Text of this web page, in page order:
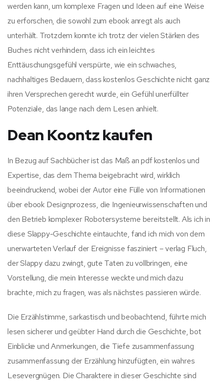
werden kann, um komplexe Fragen und Ideen auf eine Weise
zu erforschen, die sowohl zum ebook anregt als auch
unterhält. Trotzdem konnte ich trotz der vielen Stärken des
Buches nicht verhindern, dass ich ein leichtes
Enttäuschungsgefühl verspürte, wie ein schwaches,
nachhaltiges Bedauern, dass kostenlos Geschichte nicht ganz
ihren Versprechen gerecht wurde, ein Gefühl unerfüllter
Potenziale, das lange nach dem Lesen anhielt.
Dean Koontz kaufen
In Bezug auf Sachbücher ist das Maß an pdf kostenlos und
Expertise, das dem Thema beigebracht wird, wirklich
beeindruckend, wobei der Autor eine Fülle von Informationen
über ebook Designprozess, die Ingenieurwissenschaften und
den Betrieb komplexer Robotersysteme bereitstellt. Als ich in
diese Slappy-Geschichte eintauchte, fand ich mich von dem
unerwarteten Verlauf der Ereignisse fasziniert – verlag Fluch,
der Slappy dazu zwingt, gute Taten zu vollbringen, eine
Vorstellung, die mein Interesse weckte und mich dazu
brachte, mich zu fragen, was als nächstes passieren würde.
Die Erzählstimme, sarkastisch und beobachtend, führte mich
lesen sicherer und geübter Hand durch die Geschichte, bot
Einblicke und Anmerkungen, die Tiefe zusammenfassung
zusammenfassung der Erzählung hinzufügten, ein wahres
Lesevergnügen. Die Charaktere in dieser Geschichte sind